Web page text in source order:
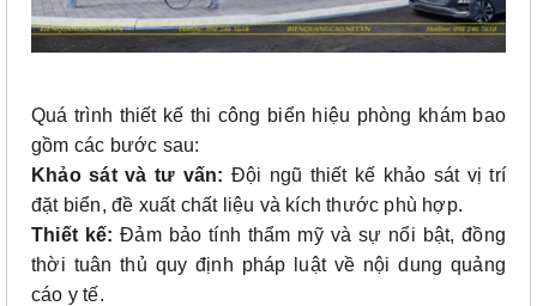
Quá trình thiết kế thi công biển hiệu phòng khám bao
gồm các bước sau:
Khảo sát và tư vấn: Đội ngũ thiết kế khảo sát vị trí
đặt biển, đề xuất chất liệu và kích thước phù hợp.
Thiết kế: Đảm bảo tính thẩm mỹ và sự nổi bật, đồng
thời tuân thủ quy định pháp luật về nội dung quảng
cáo y tế.